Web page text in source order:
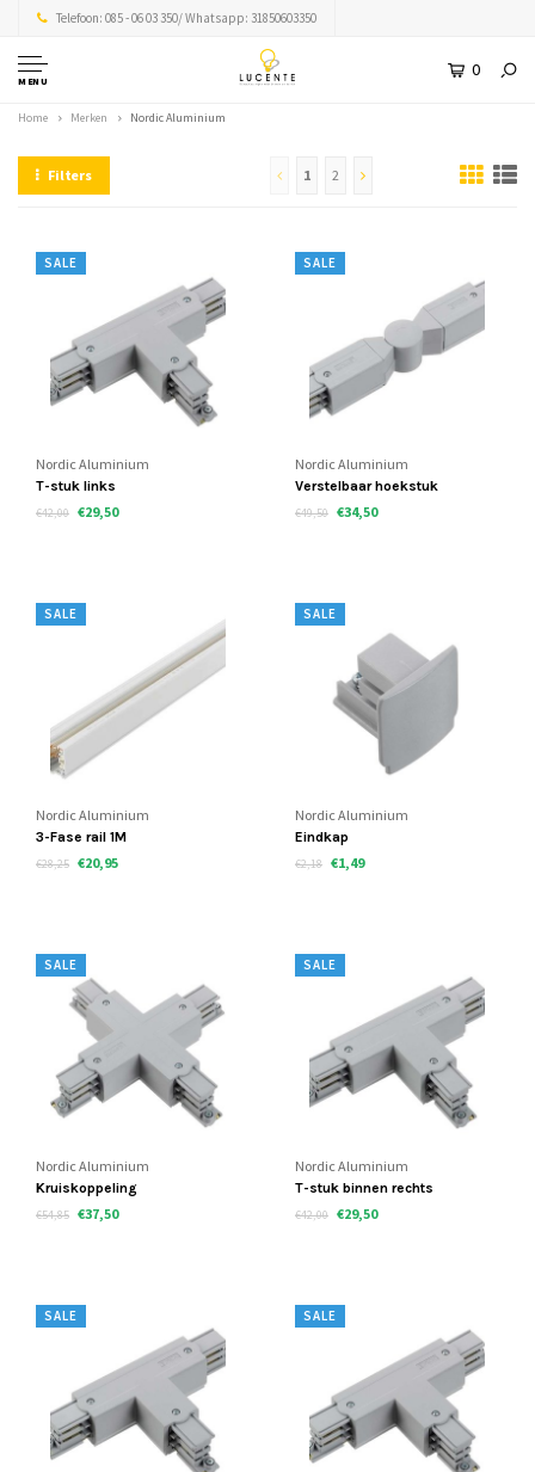
Telefoon: 085 - 06 03 350/ Whatsapp: 31850603350
MENU
0
Home Merken Nordic Aluminium
Filters 1 2
SALE
Nordic Aluminium
T-stuk links
€42,00 €29,50
SALE
Nordic Aluminium
Verstelbaar hoekstuk
€49,50 €34,50
SALE
Nordic Aluminium
3-Fase rail 1M
€28,25 €20,95
SALE
Nordic Aluminium
Eindkap
€2,18 €1,49
SALE
Nordic Aluminium
Kruiskoppeling
€54,85 €37,50
SALE
Nordic Aluminium
T-stuk binnen rechts
€42,00 €29,50
SALE SALE